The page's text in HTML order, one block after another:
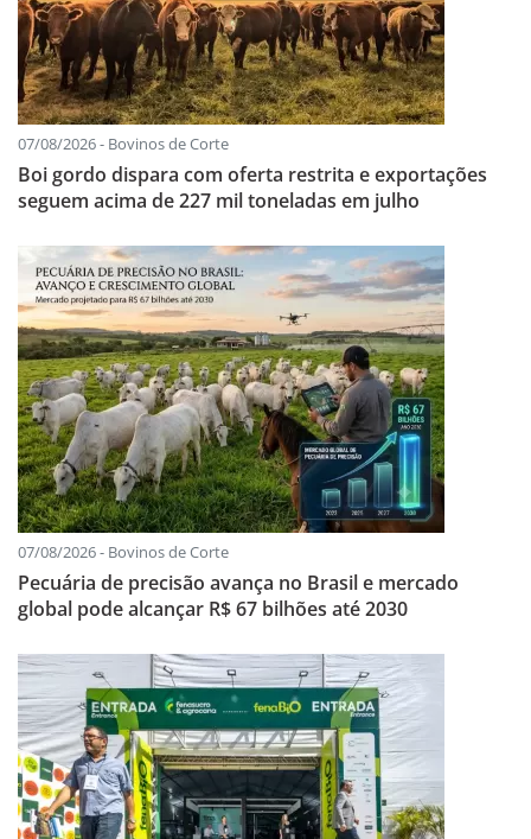
07/08/2026 - Bovinos de Corte
Boi gordo dispara com oferta restrita e exportações
seguem acima de 227 mil toneladas em julho
07/08/2026 - Bovinos de Corte
Pecuária de precisão avança no Brasil e mercado
global pode alcançar R$ 67 bilhões até 2030